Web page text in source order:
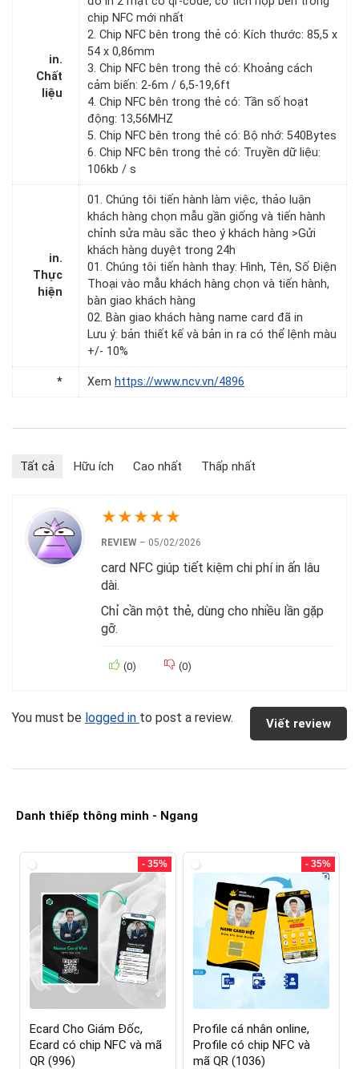
in.
Chất
liệu
chip NFC mới nhất
2. Chip NFC bên trong thẻ có: Kích thước: 85,5 x
54 x 0,86mm
3. Chip NFC bên trong thẻ có: Khoảng cách
cảm biến: 2-6m / 6,5-19,6ft
4. Chip NFC bên trong thẻ có: Tần số hoạt
động: 13,56MHZ
5. Chip NFC bên trong thẻ có: Bộ nhớ: 540Bytes
6. Chip NFC bên trong thẻ có: Truyền dữ liệu:
106kb / s
in.
Thực
hiện
01. Chúng tôi tiến hành làm việc, thảo luận
khách hàng chọn mẫu gần giống và tiến hành
chỉnh sửa màu sắc theo ý khách hàng >Gửi
khách hàng duyệt trong 24h
01. Chúng tôi tiến hành thay: Hình, Tên, Số Điện
Thoại vào mẫu khách hàng chọn và tiến hành,
bàn giao khách hàng
02. Bàn giao khách hàng name card đã in
Lưu ý: bản thiết kế và bản in ra có thể lệnh màu
+/- 10%
* Xem https://www.ncv.vn/4896
Tất cả Hữu ích Cao nhất Thấp nhất
★★★★★
REVIEW – 05/02/2026
card NFC giúp tiết kiệm chi phí in ấn lâu
dài.
Chỉ cần một thẻ, dùng cho nhiều lần gặp
gỡ.
(0) (0)
Viết review
You must be logged in to post a review.
Danh thiếp thông minh - Ngang
- 35%
Ecard Cho Giám Đốc,
Ecard có chip NFC và mã
QR (996)
- 35%
Profile cá nhân online,
Profile có chip NFC và
mã QR (1036)